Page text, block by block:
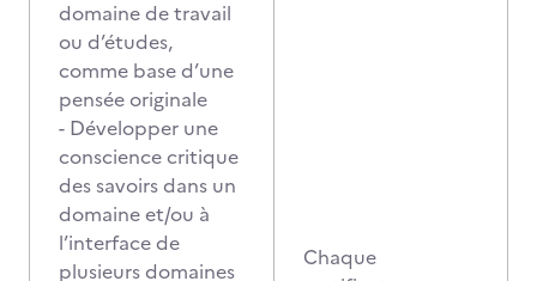
domaine de travail
ou d’études,
comme base d’une
pensée originale
- Développer une
conscience critique
des savoirs dans un
domaine et/ou à
l’interface de
plusieurs domaines
Chaque